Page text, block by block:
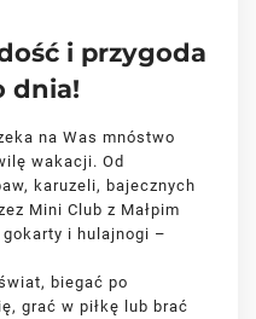
i przygoda
dnia!
na Was mnóstwo
wakacji. Od
karuzeli, bajecznych
Mini Club z Małpim
i hulajnogi –
biegać po
grać w piłkę lub brać